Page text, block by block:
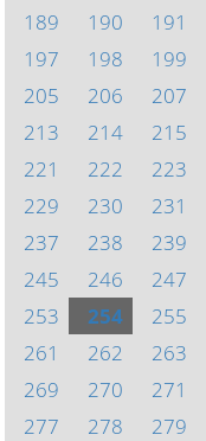
189
190 191
197
198 199
205
206 207
213
214 215
221
222 223
229
230 231
237
238 239
245
246 247
253
254 255
261
262 263
269
270 271
277
278 279